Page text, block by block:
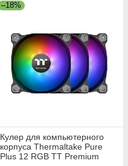
–18%
Кулер для компьютерного
корпуса Thermaltake Pure
Plus 12 RGB TT Premium